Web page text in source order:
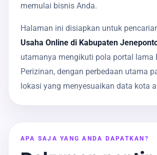
memulai bisnis Anda.
Halaman ini disiapkan untuk
Usaha Online di Kabupaten
utamanya mengikuti pola portal lama
Perizinan, dengan perbedaan utama
lokasi yang menyesuaikan data kota
APA SAJA YANG ANDA DAPATKAN?